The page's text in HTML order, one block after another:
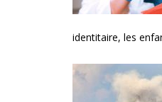
identitaire, les